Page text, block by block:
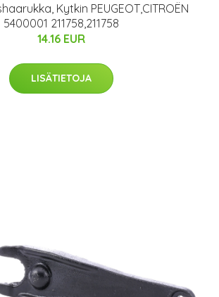
Kytkin PEUGEOT,CITROËN
5400001 211758,211758
14.16 EUR
LISÄTIETOJA